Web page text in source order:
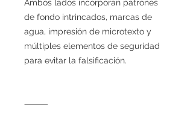
Ambos lados incorporan patrones
de fondo intrincados, marcas de
agua, impresión de microtexto y
múltiples elementos de seguridad
para evitar la falsificación.
⸻